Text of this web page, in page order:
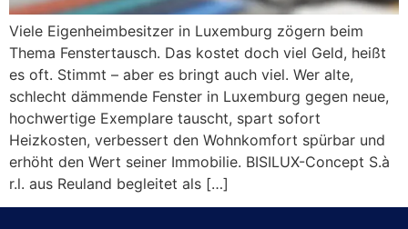
Viele Eigenheimbesitzer in Luxemburg zögern beim
Thema Fenstertausch. Das kostet doch viel Geld, heißt
es oft. Stimmt – aber es bringt auch viel. Wer alte,
schlecht dämmende Fenster in Luxemburg gegen neue,
hochwertige Exemplare tauscht, spart sofort
Heizkosten, verbessert den Wohnkomfort spürbar und
erhöht den Wert seiner Immobilie. BISILUX-Concept S.à
r.l. aus Reuland begleitet als […]